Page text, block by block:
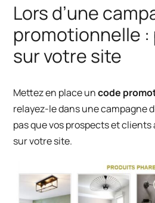
Lors d’une
promotionnelle :
sur votre site
Mettez en place uncode
relayez-le dans une campagne
pas que vos prospects et
sur votre site.